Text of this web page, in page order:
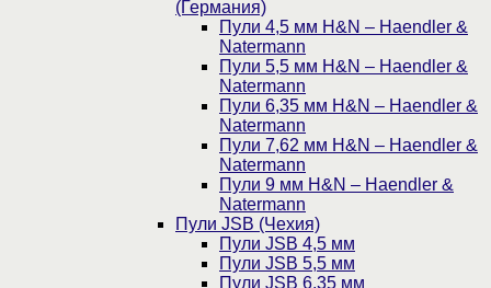
(Германия)
Пули 4,5 мм H&N – Haendler &
Natermann
Пули 5,5 мм H&N – Haendler &
Natermann
Пули 6,35 мм H&N – Haendler &
Natermann
Пули 7,62 мм H&N – Haendler &
Natermann
Пули 9 мм H&N – Haendler &
Natermann
Пули JSB (Чехия)
Пули JSB 4,5 мм
Пули JSB 5,5 мм
Пули JSB 6,35 мм